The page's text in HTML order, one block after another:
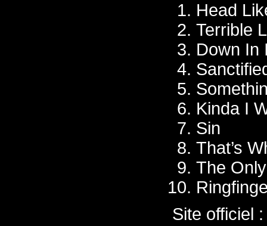
Head
Terrible
Down In
Kinda I
Sin
That’s
The
Site officiel :